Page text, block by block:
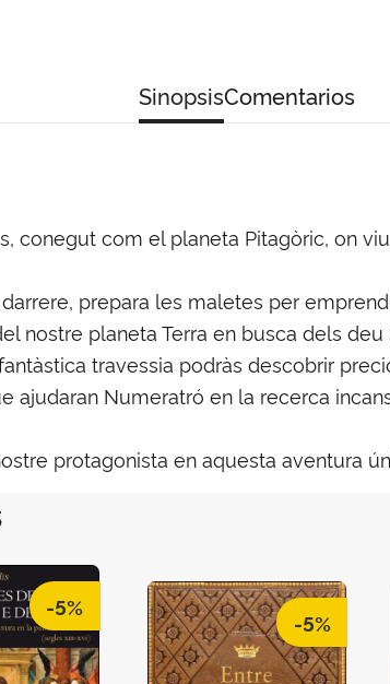
SinopsisComentarios
conegut com el planeta Pitagòric, on
prepara les maletes per
nostre planeta Terra en busca dels
travessia podràs descobrir
ajudaran Numeratró en la recerca
protagonista en aquesta aventura
-5%
-5%